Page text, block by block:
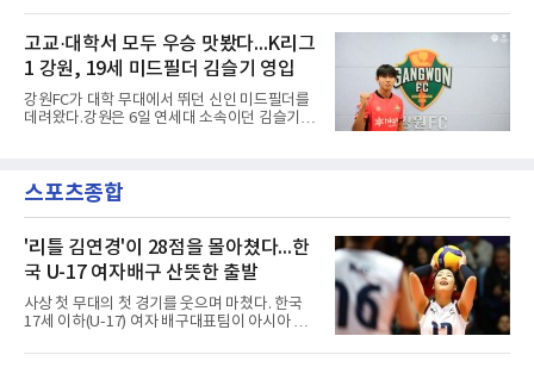
관심을 받았는데, 18개월간 이어진 재계약 협상
이 한때 교착됐기 때문이다. 그러
와 2026 쿠팡플레이 시리즈 친선 경기를 치른다.
구단 소집 명단에 이강인이 포함되면서 변수가
없는 한 그의 첫 출격은 서울이 된다.등번호부터
무게가 실렸다. 이강인은 첫 경기부터 7번을 단
다. 2010년대 팀의 전성기를 이끈 앙투안 그리즈
만이 달았던 번호다.합류 과정은 순탄치 않았다.
스페인으로 건너가려던 그는 병역 특례 행정 절
짧게 호흡을 맞춰 경기에 나선다.역할도 관심사
다. 유려한 탈압박과
고교·대학서 모두 우승 맛봤다...K리그
1 강원, 19세 미드필더 김슬기 영입
강원FC가 대학 무대에서 뛰던 신인 미드필더를
데려왔다.강원은 6일 연세대 소속이던 김슬기
리그와 추계전국고등대회 우승에 기여했고, 올
해 연세대 진학 후에는 춘계한산대첩기대학대회
표팀 훈련에도 소집됐다.김슬기는 입단하게 돼
기쁘고 영광이라며 프로 무대에서도 성장해 팀
에 꼭 필요한 선수가 되겠다고 각오를 밝혔다.
스포츠종합
'리틀 김연경'이 28점을 몰아쳤다...한
국 U-17 여자배구 산뜻한 출발
사상 첫 무대의 첫 경기를 웃으며 마쳤다. 한국
17세 이하(U-17) 여자 배구대표팀이 아시아 챔
전을 승리로 장식했다.이승여 감독이 이끄는 한